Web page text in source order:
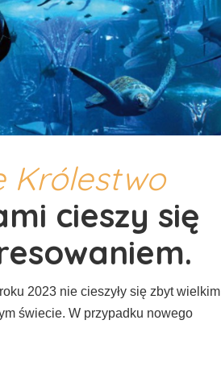
Królestwo
cieszy się
2023 nie cieszyły się zbyt wielkim
świecie. W przypadku nowego